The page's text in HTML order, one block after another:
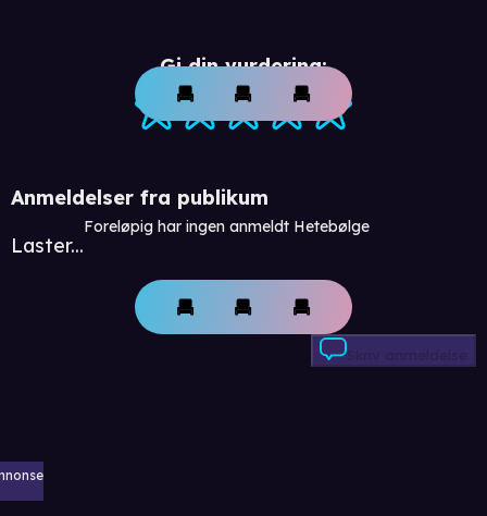
Gi din vurdering:
Anmeldelser fra publikum
Laster...
Foreløpig har ingen anmeldt Hetebølge
Skriv anmeldelse